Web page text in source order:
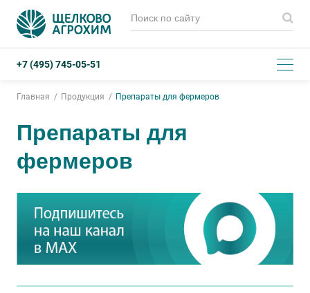
+7 (495) 745-05-51
Главная Продукция Препараты для фермеров
Препараты для
фермеров